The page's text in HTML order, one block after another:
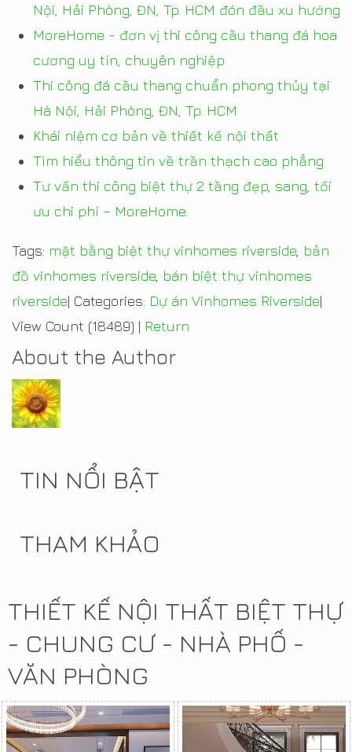
Nội, Hải Phòng, ĐN, Tp. HCM đón đầu xu hướng
MoreHome - đơn vị thi công cầu thang đá hoa
cương uy tín, chuyên nghiệp
Thi công đá cầu thang chuẩn phong thủy tại
Hà Nội, Hải Phòng, ĐN, Tp. HCM
Khái niệm cơ bản về thiết kế nội thất
Tìm hiểu thông tin về trần thạch cao phẳng
Tư vấn thi công biệt thự 2 tầng đẹp, sang, tối
ưu chi phí – MoreHome.
Tags: mặt bằng biệt thự vinhomes riverside bản
đồ vinhomes riverside bán biệt thự vinhomes
riverside| Categories: Dự án Vinhomes Riverside|
View Count (18489) | Return
About the Author
TIN NỔI BẬT
THAM KHẢO
THIẾT KẾ NỘI THẤT BIỆT THỰ
- CHUNG CƯ - NHÀ PHỐ -
VĂN PHÒNG